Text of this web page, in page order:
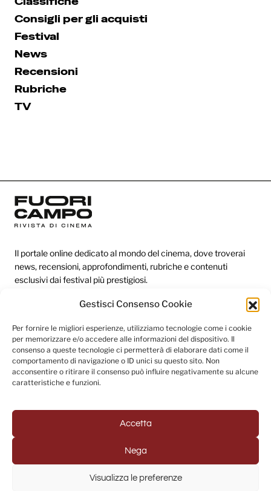
Gestisci Consenso Cookie
Per fornire le migliori esperienze, utilizziamo tecnologie come i cookie
per memorizzare e/o accedere alle informazioni del dispositivo. Il
consenso a queste tecnologie ci permetterà di elaborare dati come il
comportamento di navigazione o ID unici su questo sito. Non
acconsentire o ritirare il consenso può influire negativamente su alcune
caratteristiche e funzioni.
Accetta
Nega
Visualizza le preferenze
Consigli per gli acquisti
Festival
News
Recensioni
Rubriche
TV
Il portale online dedicato al mondo del cinema, dove troverai
news, recensioni, approfondimenti, rubriche e contenuti
esclusivi dai festival più prestigiosi.
Redazione
Categorie
Link utili
Seguici sui social
© 2025 Fuori Campo - Testata Giornalistica registrata al
Tribunale di Napoli (Registrazione n. 33 del 31/07/2022)